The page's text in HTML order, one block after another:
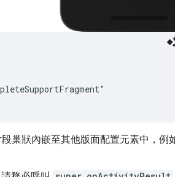
巢狀內嵌至其他版面配置元素中，例